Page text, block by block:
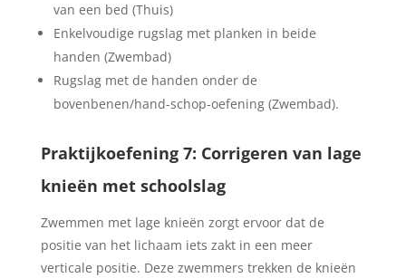
van een bed (Thuis)
Enkelvoudige rugslag met planken in beide
handen (Zwembad)
Rugslag met de handen onder de
bovenbenen/hand-schop-oefening (Zwembad).
Praktijkoefening 7: Corrigeren van lage
knieën met schoolslag
Zwemmen met lage knieën zorgt ervoor dat de
positie van het lichaam iets zakt in een meer
verticale positie. Deze zwemmers trekken de knieën